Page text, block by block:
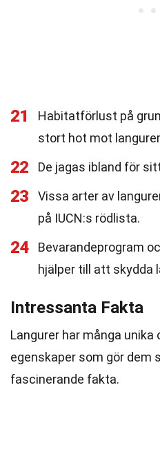
21
Habitatförlust på
stort hot mot
22 De jagas ibland för
23
Vissa arter av
på IUCN:s rödlista.
24
Bevarandeprogram
hjälper till att skydda
Intressanta Fakta
Langurer har många
egenskaper som gör dem
fascinerande fakta.